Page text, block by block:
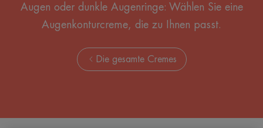
Augen oder dunkle Augenringe: Wählen Sie eine
Augenkonturcreme, die zu Ihnen passt.
Die gesamte Cremes